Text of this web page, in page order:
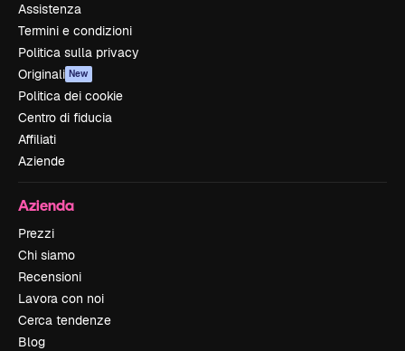
Assistenza
Termini e condizioni
Politica sulla privacy
Originali New
Politica dei cookie
Centro di fiducia
Affiliati
Aziende
Azienda
Prezzi
Chi siamo
Recensioni
Lavora con noi
Cerca tendenze
Blog